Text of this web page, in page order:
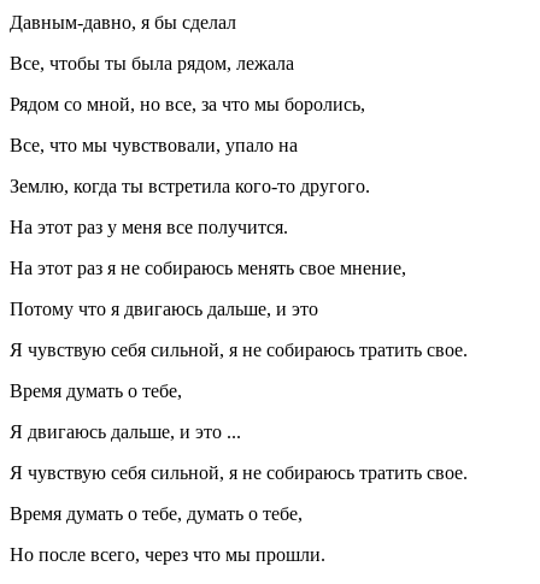
Давным-давно, я бы сделал
Все, чтобы ты была рядом, лежала
Рядом со мной, но все, за что мы боролись,
Все, что мы чувствовали, упало на
Землю, когда ты встретила кого-то другого.
На этот раз у меня все получится.
На этот раз я не собираюсь менять свое мнение,
Потому что я двигаюсь дальше, и это
Я чувствую себя сильной, я не собираюсь тратить свое.
Время думать о тебе,
Я двигаюсь дальше, и это ...
Я чувствую себя сильной, я не собираюсь тратить свое.
Время думать о тебе, думать о тебе,
Но после всего, через что мы прошли.